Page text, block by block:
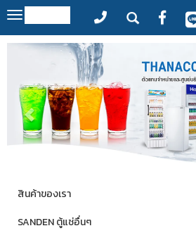
Toggle
navigation
สินค้าของเรา
SANDEN ตู้แช่อื่นๆ